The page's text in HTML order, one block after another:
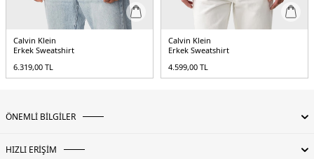
Calvin Klein
Erkek Sweatshirt
6.319,00 TL
Calvin Klein
Erkek Sweatshirt
4.599,00 TL
ÖNEMLİ BİLGİLER
HIZLI ERİŞİM